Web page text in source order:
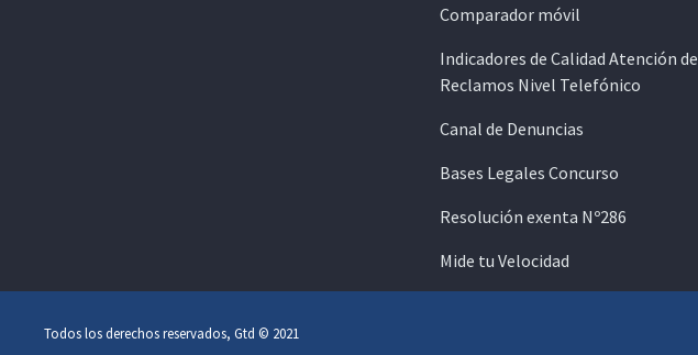
Comparador móvil
Indicadores de Calidad Atención de
Reclamos Nivel Telefónico
Canal de Denuncias
Bases Legales Concurso
Resolución exenta Nº286
Mide tu Velocidad
Todos los derechos reservados, Gtd © 2021